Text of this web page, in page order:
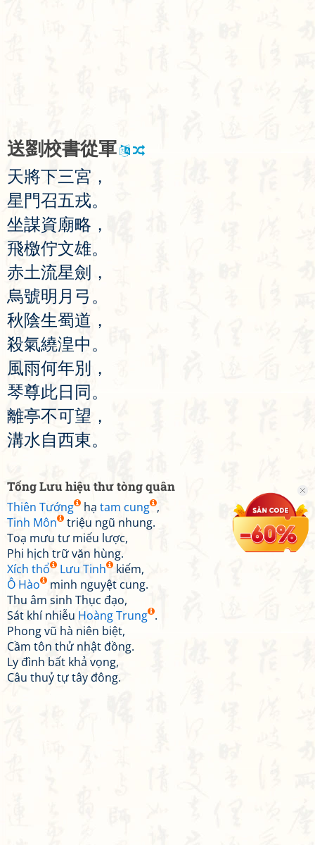
送劉校書從軍
天將下三宮 ，
星 門召五戎。
坐謀資廟略 ，
飛檄佇文雄。
赤土流星劍 ，
烏號明 月 弓 。
秋陰生蜀道 ，
殺氣繞湟中。
風雨何年別 ，
琴尊此日 同 。
離亭不可望 ，
溝水自西東。
Tống Lưu hiệu thư tòng quân
Thiên Tướng hạ tam cung ,
Tinh Môn
triệu ngũ nhung.
Toạ mưu tư miếu lược,
Phi hịch trữ văn hùng.
Xích thổ
Lưu Tinh
kiếm,
Ô Hào
minh nguyệt cung.
Thu âm sinh Thục đạo,
Sát khí nhiễu Hoàng Trung .
Phong vũ hà niên biệt,
Cầm tôn thử nhật đồng.
Ly đình bất khả vọng,
Câu thuỷ tự tây đông.